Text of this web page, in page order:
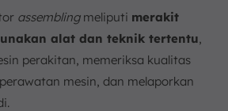
assembling meliputi merakit
alat dan teknik tertentu,
perakitan, memeriksa kualitas
mesin, dan melaporkan